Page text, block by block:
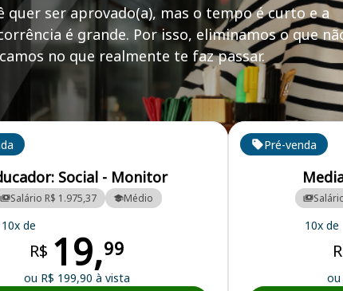
quer ser aprovado(a), mas o tempo é curto e a
é grande. Por isso, eliminamos o que
no que realmente te faz passar.
Nova Xavantina/MT - Prefeitura Municipal
para passar no concurso
Social - Monitor
Salário R$ 1.975,37 Médio
10x de
R$ 19,99
ou R$ 199,90 à vista
Pré-venda
10x de
ou